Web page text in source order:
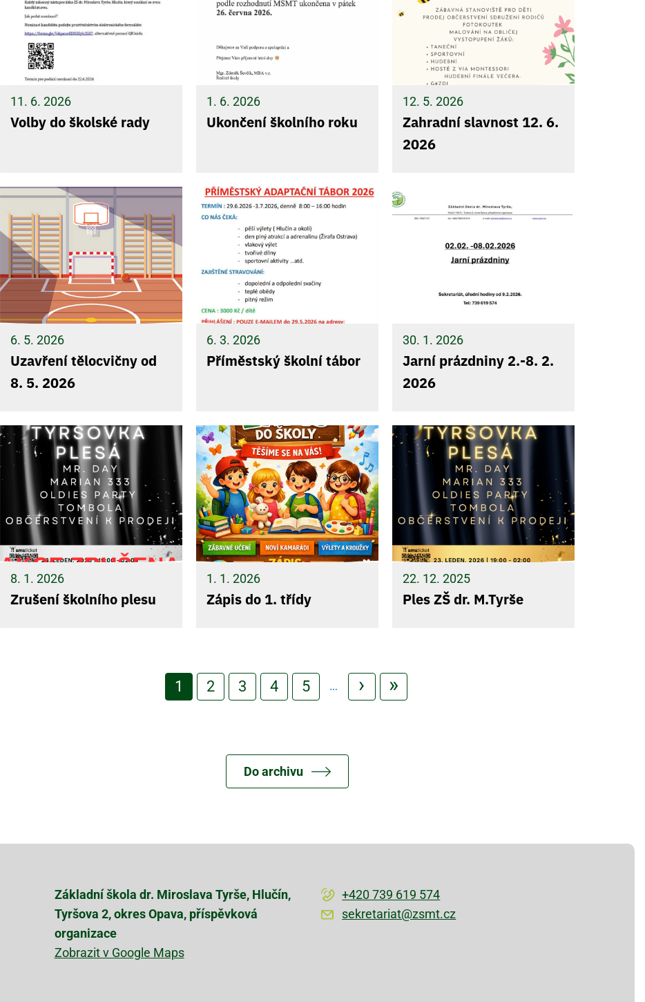
11. 6. 2026
Volby do školské rady
1. 6. 2026
Ukončení školního roku
12. 5. 2026
Zahradní slavnost 12. 6.
2026
6. 5. 2026
Uzavření tělocvičny od
8. 5. 2026
6. 3. 2026
Příměstský školní tábor
30. 1. 2026
Jarní prázdniny 2.-8. 2.
2026
8. 1. 2026
Zrušení školního plesu
1. 1. 2026
Zápis do 1. třídy
22. 12. 2025
Ples ZŠ dr. M.Tyrše
Aktuální
stránka
1 Page
2 Page
3 Page
4 Page
5 … Následující stránka
› Poslední stránka
»
Do archivu
Základní škola dr. Miroslava Tyrše, Hlučín,
Tyršova 2, okres Opava, příspěvková
organizace
Zobrazit v Google Maps
+420 739 619 574
sekretariat@zsmt.cz